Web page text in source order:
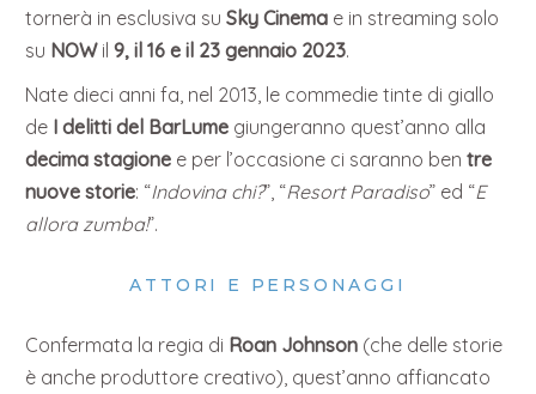
tornerà in esclusiva suSky Cinema e in streaming solo
su NOWil9, il 16 e il 23 gennaio 2023.
Nate dieci anni fa, nel 2013, le commedie tinte di giallo
de I delitti del BarLume giungeranno quest’anno alla
decima stagione e per l’occasione ci saranno bentre
nuove storie: “Indovina chi?”, “Resort Paradiso” ed “E
allora zumba!”.
ATTORI E PERSONAGGI
Confermata la regia di Roan Johnson (che delle storie
è anche produttore creativo), quest’anno affiancato